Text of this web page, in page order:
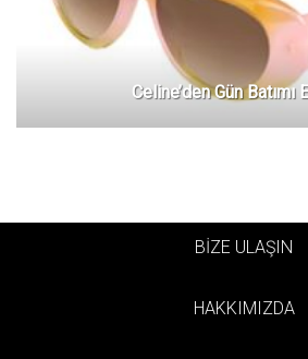
Celine’den Gün Batımı
BİZE ULAŞIN
HAKKIMIZDA